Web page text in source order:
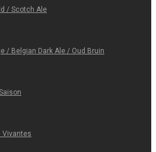
/ Scotch Ale
/ Belgian Dark Ale / Oud Bruin
Vivantes